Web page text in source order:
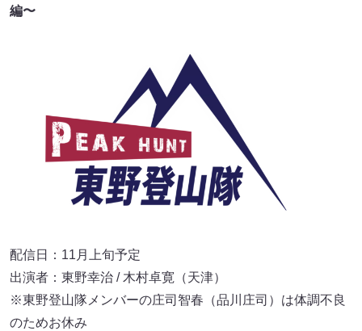
編〜
配信日：11月上旬予定
出演者：東野幸治 / 木村卓寛（天津）
※東野登山隊メンバーの庄司智春（品川庄司）は体調不良
のためお休み